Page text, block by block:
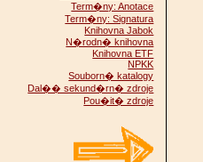
Term�ny: Anotace
Term�ny: Signatura
Knihovna Jabok
N�rodn� knihovna
Knihovna ETF
NPKK
Souborn� katalogy
Dal�� sekund�rn� zdroje
Pou�it� zdroje